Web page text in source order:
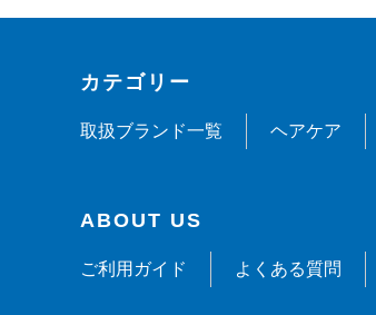
カテゴリー
取扱ブランド一覧 ヘアケア
ABOUT US
ご利用ガイド よくある質問